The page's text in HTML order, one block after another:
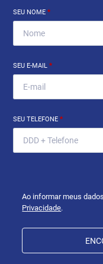
SEU NOME*
SEU E-MAIL*
SEU TELEFONE*
Ao informar meus
Privacidade.